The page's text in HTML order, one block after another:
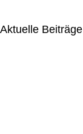
Aktuelle Beiträge